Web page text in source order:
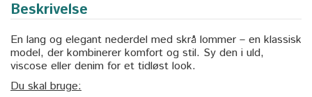
Beskrivelse
En lang og elegant nederdel med skrå lommer – en klassisk
model, der kombinerer komfort og stil. Sy den i uld,
viscose eller denim for et tidløst look.
Du skal bruge: